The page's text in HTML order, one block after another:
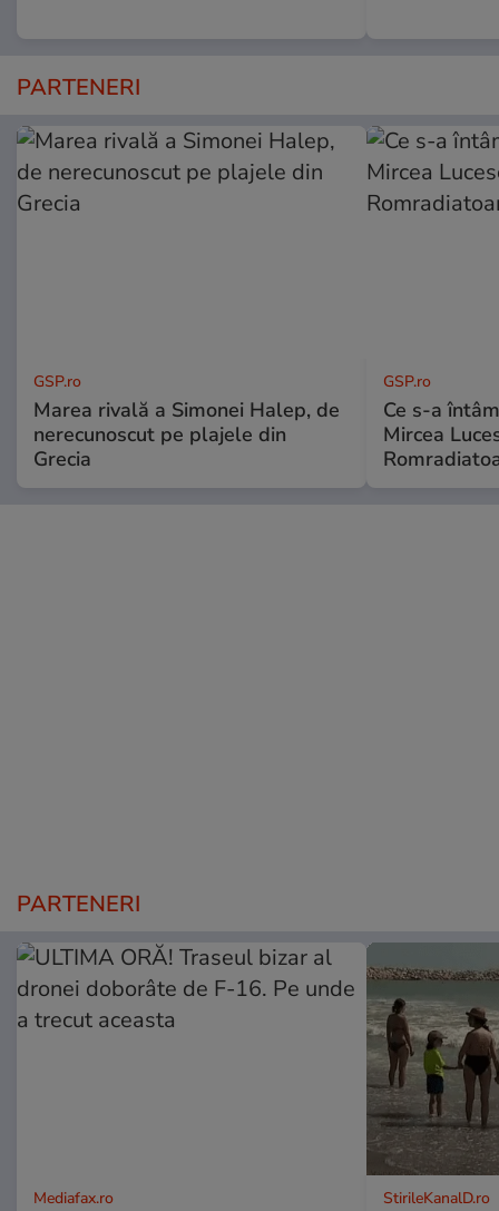
PARTENERI
GSP.ro
Marea rivală a Simonei Halep, de
nerecunoscut pe plajele din
Grecia
GSP.ro
Ce s-a
Mircea
PARTENERI
Mediafax.ro StirileKanalD.ro